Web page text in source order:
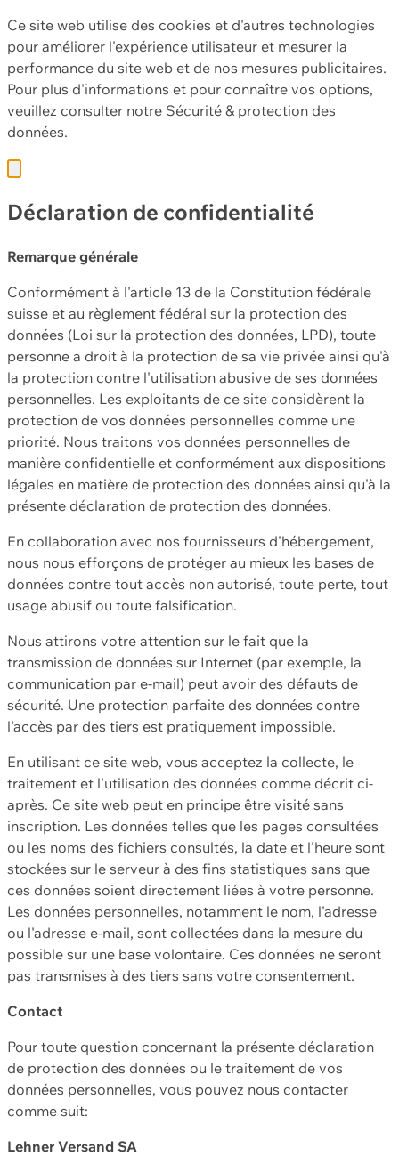
Ce site web utilise des cookies et d'autres technologies
pour améliorer l'expérience utilisateur et mesurer la
performance du site web et de nos mesures publicitaires.
Pour plus d'informations et pour connaître vos options,
veuillez consulter notre Sécurité & protection des
données.
Déclaration de confidentialité
Remarque générale
Conformément à l'article 13 de la Constitution fédérale
suisse et au règlement fédéral sur la protection des
données (Loi sur la protection des données, LPD), toute
personne a droit à la protection de sa vie privée ainsi qu'à
la protection contre l'utilisation abusive de ses données
personnelles. Les exploitants de ce site considèrent la
protection de vos données personnelles comme une
priorité. Nous traitons vos données personnelles de
manière confidentielle et conformément aux dispositions
légales en matière de protection des données ainsi qu'à la
présente déclaration de protection des données.
En collaboration avec nos fournisseurs d'hébergement,
nous nous efforçons de protéger au mieux les bases de
données contre tout accès non autorisé, toute perte, tout
usage abusif ou toute falsification.
Nous attirons votre attention sur le fait que la
transmission de données sur Internet (par exemple, la
communication par e-mail) peut avoir des défauts de
sécurité. Une protection parfaite des données contre
l'accès par des tiers est pratiquement impossible.
En utilisant ce site web, vous acceptez la collecte, le
traitement et l'utilisation des données comme décrit ci-
après. Ce site web peut en principe être visité sans
inscription. Les données telles que les pages consultées
ou les noms des fichiers consultés, la date et l'heure sont
stockées sur le serveur à des fins statistiques sans que
ces données soient directement liées à votre personne.
Les données personnelles, notamment le nom, l'adresse
ou l'adresse e-mail, sont collectées dans la mesure du
possible sur une base volontaire. Ces données ne seront
pas transmises à des tiers sans votre consentement.
Contact
Pour toute question concernant la présente déclaration
de protection des données ou le traitement de vos
données personnelles, vous pouvez nous contacter
comme suit:
Lehner Versand SA